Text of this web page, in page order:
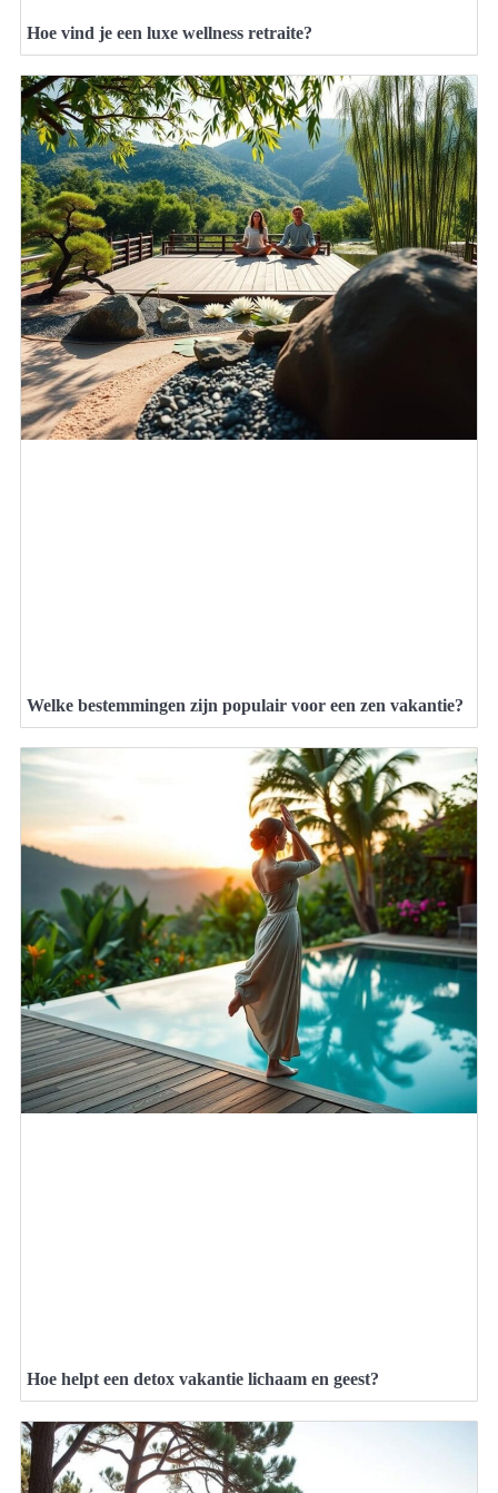
Hoe vind je een luxe wellness retraite?
Welke bestemmingen zijn populair voor een zen vakantie?
Hoe helpt een detox vakantie lichaam en geest?